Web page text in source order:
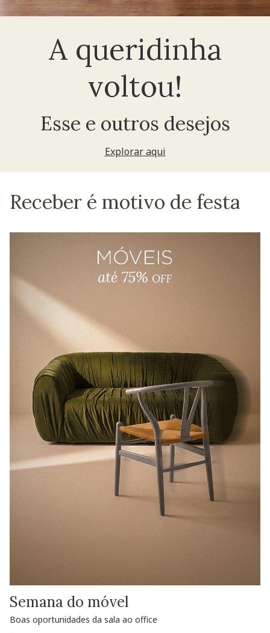
A queridinha
voltou!
Esse e outros desejos
Explorar aqui
Receber é motivo de festa
Semana do móvel
Boas oportunidades da sala ao office